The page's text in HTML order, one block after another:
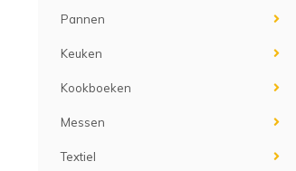
Pannen
Keuken
Kookboeken
Messen
Textiel